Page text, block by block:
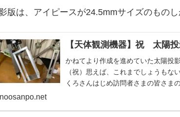
版は、アイピースが24.5mmサイズのものし
【天体観測機器】祝 太陽投
かねてより作成を進めていた太陽投
（祝）思えば、これまでしょうもな
くろさんはじめ訪問者さまの皆さま